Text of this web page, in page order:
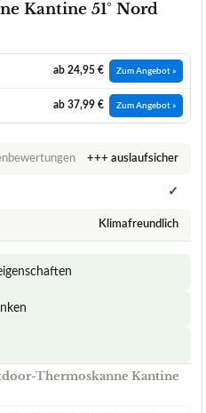
Kantine 51° Nord
ab 24,95 € Zum Angebot »
ab 37,99 € Zum Angebot »
+++ auslaufsicher
✓
Klimafreundlich
Thermoskanne Kantine